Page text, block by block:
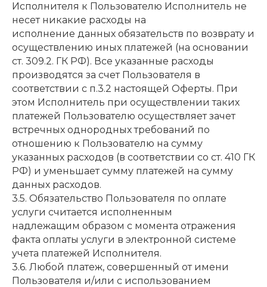
Исполнителя к Пользователю Исполнитель не
несет никакие расходы на
исполнение данных обязательств по возврату и
осуществлению иных платежей (на основании
ст. 309.2. ГК РФ). Все указанные расходы
производятся за счет Пользователя в
соответствии с п.3.2 настоящей Оферты. При
этом Исполнитель при осуществлении таких
платежей Пользователю осуществляет зачет
встречных однородных требований по
отношению к Пользователю на сумму
указанных расходов (в соответствии со ст. 410 ГК
РФ) и уменьшает сумму платежей на сумму
данных расходов.
3.5. Обязательство Пользователя по оплате
услуги считается исполненным
надлежащим образом с момента отражения
факта оплаты услуги в электронной системе
учета платежей Исполнителя.
3.6. Любой платеж, совершенный от имени
Пользователя и/или с использованием